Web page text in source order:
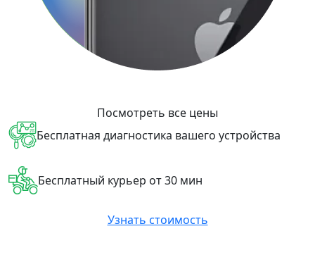
Посмотреть все цены
Бесплатная диагностика вашего устройства
Бесплатный курьер от 30 мин
Узнать стоимость